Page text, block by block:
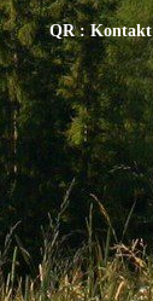
QR : Kontakt